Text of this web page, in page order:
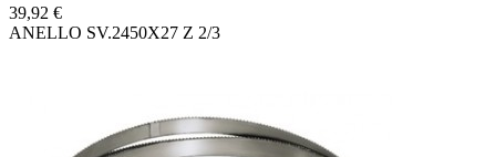
39,92 €
ANELLO SV.2450X27 Z 2/3